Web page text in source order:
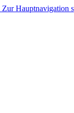
Zur Hauptnavigation